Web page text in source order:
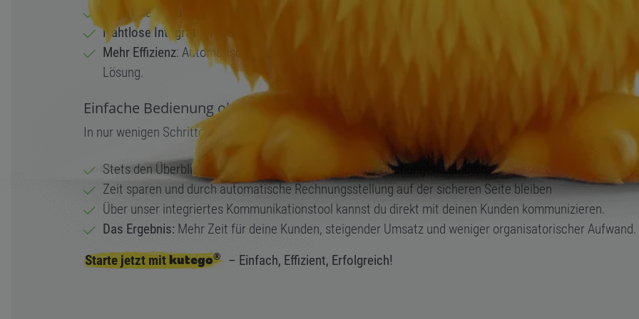
Organisiere deine Kurse und Termine –
Nahtlose Integration in deine Webseite
Mehr Effizienz: Automatische Rechnungsstellung, Zahlungsabwicklung, Teilnehmermanangement und
Lösung.
Einfache Bedienung ohne Vorkenntnisse
In nur wenigen Schritten kannst du:
Stets den Überblick über deine Teilnehmer und deine Buchungen behalten
Zeit sparen und durch automatische Rechnungsstellung auf der sicheren Seite bleiben
Über unser integriertes Kommunikationstool kannst du direkt mit deinen Kunden kommunizieren.
Das Ergebnis:Mehr Zeit für deine Kunden, steigender Umsatz und weniger organisatorischer Aufwand.
Starte jetzt mitkutego® – Einfach, Effizient, Erfolgreich!